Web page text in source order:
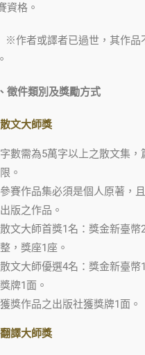
資格。
者或譯者已過世，其作品
徵件類別及獎勵方式
散文大師獎
字數需為5萬字以上之散文集，
限。
參賽作品集必須是個人原著，
出版之作品。
散文大師首獎1名：獎金新臺幣
整，獎座1座。
散文大師優選4名：獎金新臺幣
獎牌1面。
獲獎作品之出版社獲獎牌1面。
翻譯大師獎